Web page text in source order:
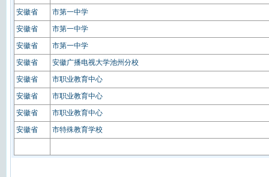
安徽省
市第一中学
安徽省
市第一中学
安徽省
市第一中学
安徽省
安徽广播电视大学池州分校
安徽省
市职业教育中心
安徽省
市职业教育中心
安徽省
市职业教育中心
安徽省
市特殊教育学校